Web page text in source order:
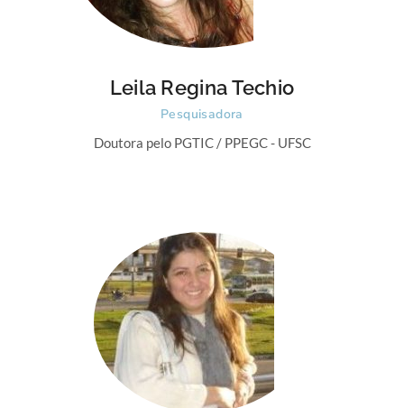
Leila Regina Techio
Pesquisadora
Doutora pelo PGTIC / PPEGC - UFSC